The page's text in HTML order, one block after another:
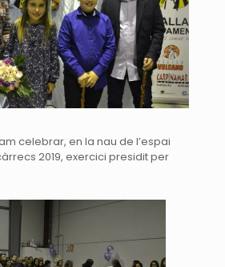
celebrar, en la nau de l’espai
2019, exercici presidit per